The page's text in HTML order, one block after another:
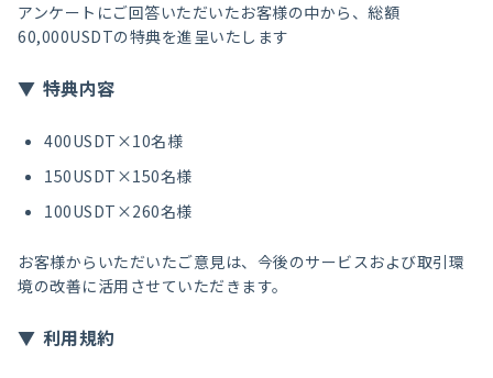
アンケートにご回答いただいたお客様の中から、総額
60,000USDTの特典を進呈いたします
特典内容
400USDT×10名様
150USDT×150名様
100USDT×260名様
お客様からいただいたご意見は、今後のサービスおよび取引環
境の改善に活用させていただきます。
利用規約